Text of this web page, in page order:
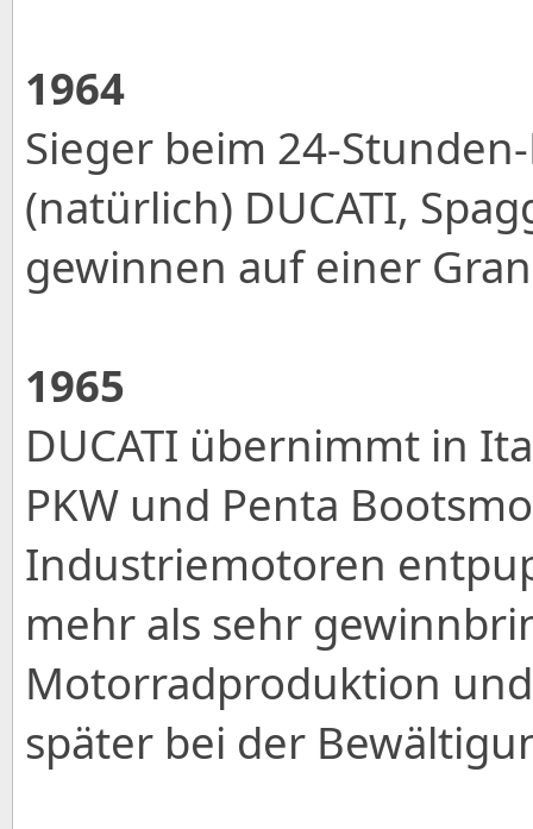
1964
Sieger beim 24-
(natürlich) DUCATI,
gewinnen auf einer
1965
DUCATI übernimmt in
PKW und Penta
Industriemotoren
mehr als sehr
Motorradproduktion
später bei der